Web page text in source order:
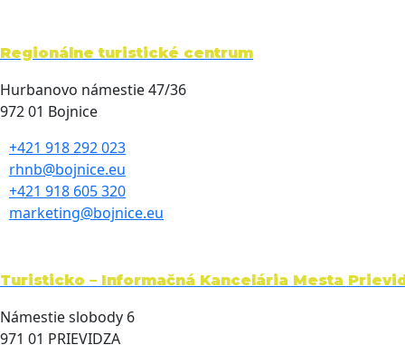
Regionálne turistické centrum
Hurbanovo námestie 47/36
972 01 Bojnice
+421 918 292 023
rhnb@bojnice.eu
+421 918 605 320
marketing@bojnice.eu
Turisticko – Informačná Kancelária Mesta
Námestie slobody 6
971 01 PRIEVIDZA